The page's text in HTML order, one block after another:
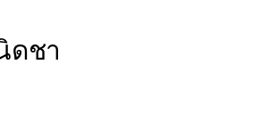
มื่อครบเวลาแล้วให้นำใบชาออก ไม่
องศาเซลเซียส
ดชา